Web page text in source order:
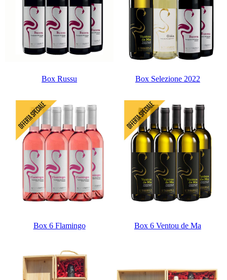
Box Russu Box Selezione 2022
Box 6 Flamingo Box 6 Ventou de Ma